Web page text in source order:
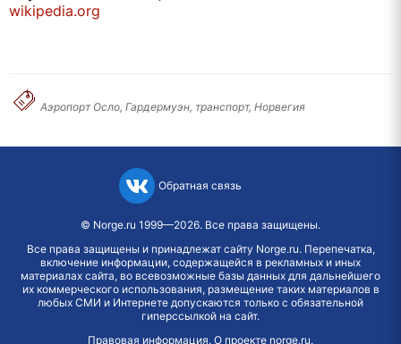
wikipedia.org
Аэропорт Осло, Гардермуэн, транспорт, Норвегия
Обратная связь
© Norge.ru 1999—2026. Все права защищены.
Все права защищены и принадлежат сайту Norge.ru. Перепечатка,
включение информации, содержащейся в рекламных и иных
материалах сайта, во всевозможные базы данных для дальнейшего
их коммерческого использования, размещение таких материалов в
любых СМИ и Интернете допускаются только с обязательной
гиперссылкой на сайт.
Правовая информация. О проекте norge.ru.